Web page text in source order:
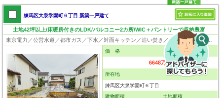
練馬区大泉学園町６丁目 新築一戸建て
土地42坪以上/床暖房付きのLDK/バルコニー2カ所/WIC＋パントリーで収納豊富
東京電力／公営水道／都市ガス／下水／対面キッチン／追い焚き／シャンプードレッサー／浴室換気乾燥機／ウォシュレット／システムキッチン／浄水器／床下収納／ウォークインクローゼット／フローリング／クローゼット／フラット35適合証明書
価 格
6648万円
所在地
練馬区大泉学園町６丁目
建物面積 土地面積